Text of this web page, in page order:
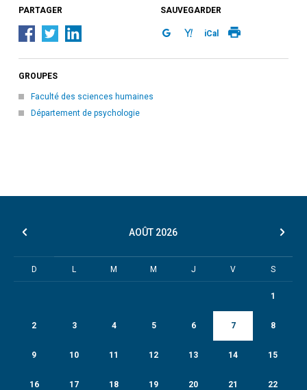
PARTAGER SAUVEGARDER
iCal
GROUPES
Faculté des sciences humaines
Département de psychologie
AOÛT 2026
D L M M J V S
1
2 3 4 5 6 7 8
9 10 11 12 13 14 15
16 17 18 19 20 21 22